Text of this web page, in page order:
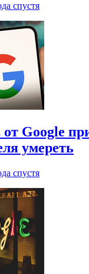
спустя
Google
умереть
спустя